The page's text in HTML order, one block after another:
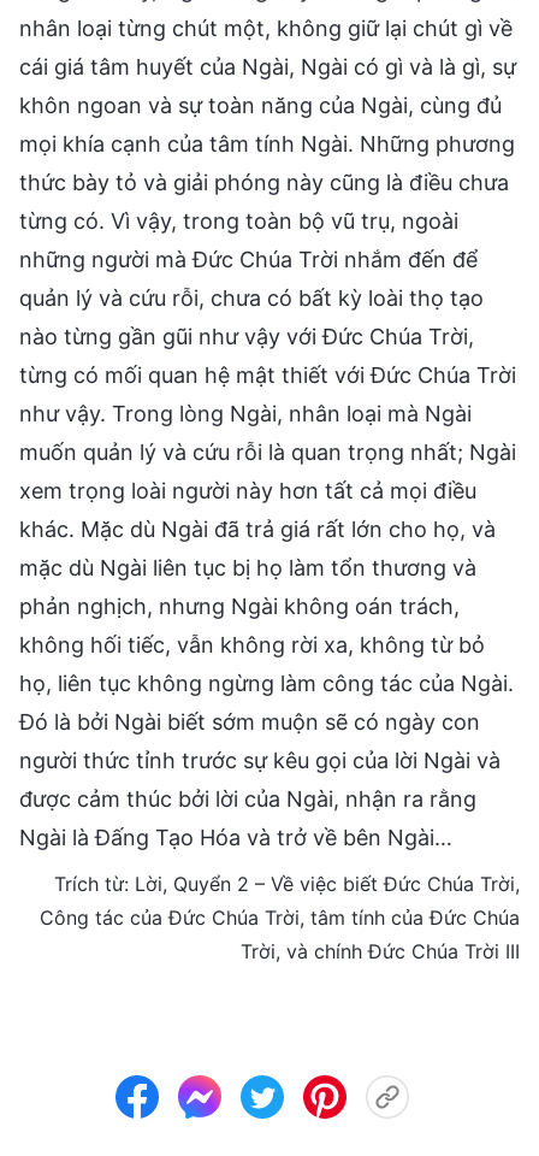
nhân loại từng chút một, không giữ lại chút gì về
cái giá tâm huyết của Ngài, Ngài có gì và là gì, sự
khôn ngoan và sự toàn năng của Ngài, cùng đủ
mọi khía cạnh của tâm tính Ngài. Những phương
thức bày tỏ và giải phóng này cũng là điều chưa
từng có. Vì vậy, trong toàn bộ vũ trụ, ngoài
những người mà Đức Chúa Trời nhắm đến để
quản lý và cứu rỗi, chưa có bất kỳ loài thọ tạo
nào từng gần gũi như vậy với Đức Chúa Trời,
từng có mối quan hệ mật thiết với Đức Chúa Trời
như vậy. Trong lòng Ngài, nhân loại mà Ngài
muốn quản lý và cứu rỗi là quan trọng nhất; Ngài
xem trọng loài người này hơn tất cả mọi điều
khác. Mặc dù Ngài đã trả giá rất lớn cho họ, và
mặc dù Ngài liên tục bị họ làm tổn thương và
phản nghịch, nhưng Ngài không oán trách,
không hối tiếc, vẫn không rời xa, không từ bỏ
họ, liên tục không ngừng làm công tác của Ngài.
Đó là bởi Ngài biết sớm muộn sẽ có ngày con
người thức tỉnh trước sự kêu gọi của lời Ngài và
được cảm thúc bởi lời của Ngài, nhận ra rằng
Ngài là Đấng Tạo Hóa và trở về bên Ngài…
Trích từ: Lời, Quyển 2 – Về việc biết Đức Chúa Trời,
Công tác của Đức Chúa Trời, tâm tính của Đức Chúa
Trời, và chính Đức Chúa Trời III